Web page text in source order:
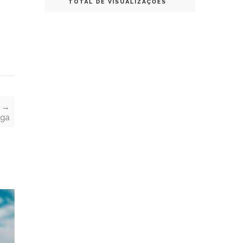
→
TOTAL DE VISUALIZAÇÕES